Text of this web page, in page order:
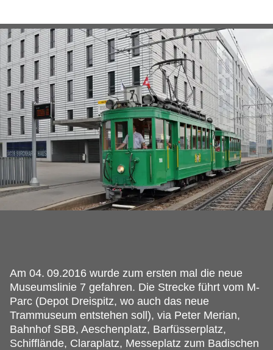
Am 04. 09.2016 wurde zum ersten mal die neue
Museumslinie 7 gefahren. Die Strecke führt vom M-
Parc (Depot Dreispitz, wo auch das neue
Trammuseum entstehen soll), via Peter Merian,
Bahnhof SBB, Aeschenplatz, Barfüsserplatz,
Schifflände, Claraplatz, Messeplatz zum Badischen